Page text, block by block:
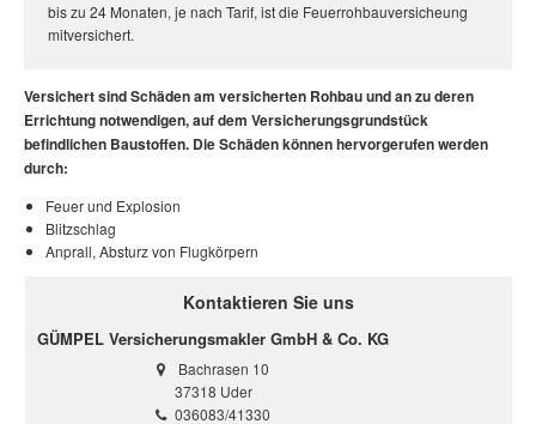
bis zu 24 Monaten, je nach Tarif, ist die Feuerrohbauversicheung
mitversichert.
Versichert sind Schäden am versicherten Rohbau und an zu deren
Errichtung notwendigen, auf dem Versicherungsgrundstück
befindlichen Baustoffen. Die Schäden können hervorgerufen werden
durch:
Feuer und Explosion
Blitzschlag
Anprall, Absturz von Flugkörpern
Kontaktieren Sie uns
GÜMPEL Versicherungsmakler GmbH & Co. KG
Bachrasen 10
37318 Uder
036083/41330